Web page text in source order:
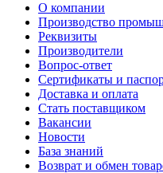
О компании
Производство
Реквизиты
Производители
Вопрос-ответ
Сертификаты и
Доставка и оплата
Стать поставщиком
Вакансии
Новости
База знаний
Возврат и обмен